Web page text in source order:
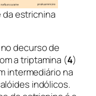
da estricnina
decurso de
a triptamina (4)
intermediário na
indólicos.